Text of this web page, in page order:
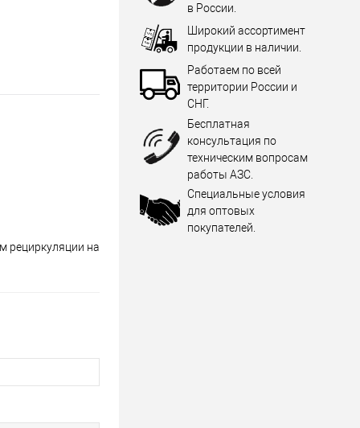
рециркуляции на
в России.
Широкий ассортимент
продукции в наличии.
Работаем по всей
территории России и
СНГ.
Бесплатная
консультация по
техническим вопросам
работы АЗС.
Специальные условия
для оптовых
покупателей.